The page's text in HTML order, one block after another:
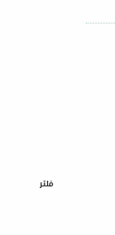
فلتر